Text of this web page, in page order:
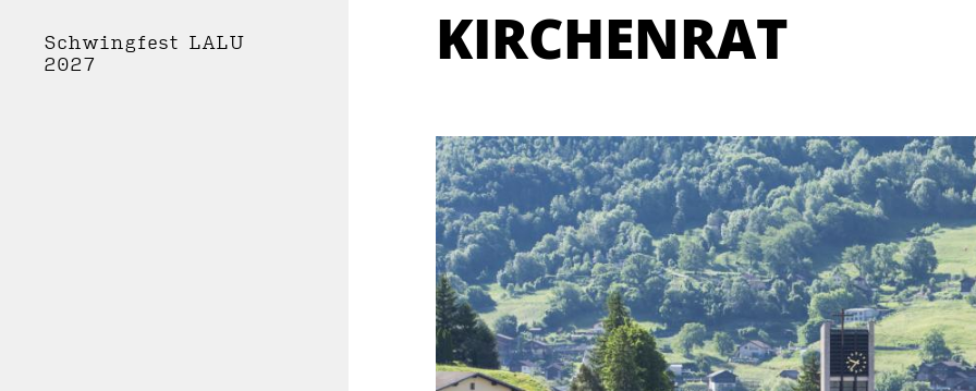
WOHNSITZBESTÄTIGUNG
Schwingfest LALU
2027
KIRCHENRAT